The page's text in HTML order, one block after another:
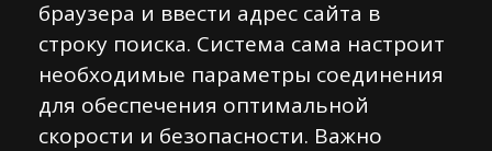
браузера и ввести адрес сайта в
строку поиска. Система сама настроит
необходимые параметры соединения
для обеспечения оптимальной
скорости и безопасности. Важно